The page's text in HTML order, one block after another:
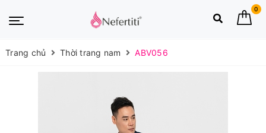
0
Trang chủ Thời trang nam ABV056